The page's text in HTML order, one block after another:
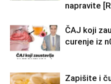
napravite
ČAJ koji
curenje iz
Zapišite i